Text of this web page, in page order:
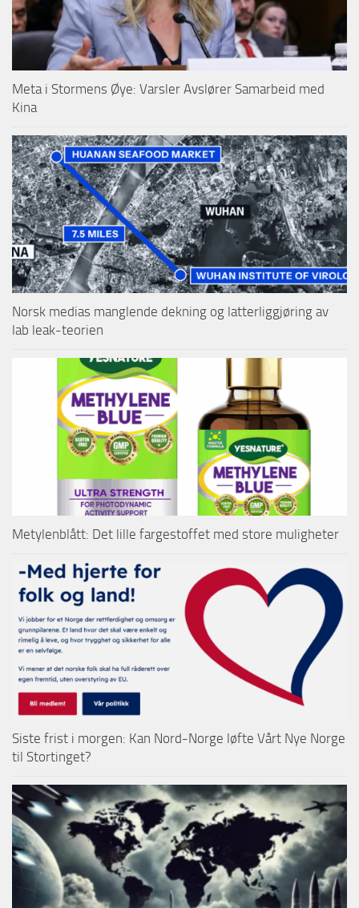
Meta i Stormens Øye: Varsler Avslører Samarbeid med
Kina
Norsk medias manglende dekning og latterliggjøring av
lab leak-teorien
Metylenblått: Det lille fargestoffet med store muligheter
Siste frist i morgen: Kan Nord-Norge løfte Vårt Nye Norge
til Stortinget?